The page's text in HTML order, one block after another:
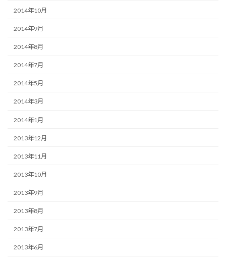
2014年10月
2014年9月
2014年8月
2014年7月
2014年5月
2014年3月
2014年1月
2013年12月
2013年11月
2013年10月
2013年9月
2013年8月
2013年7月
2013年6月